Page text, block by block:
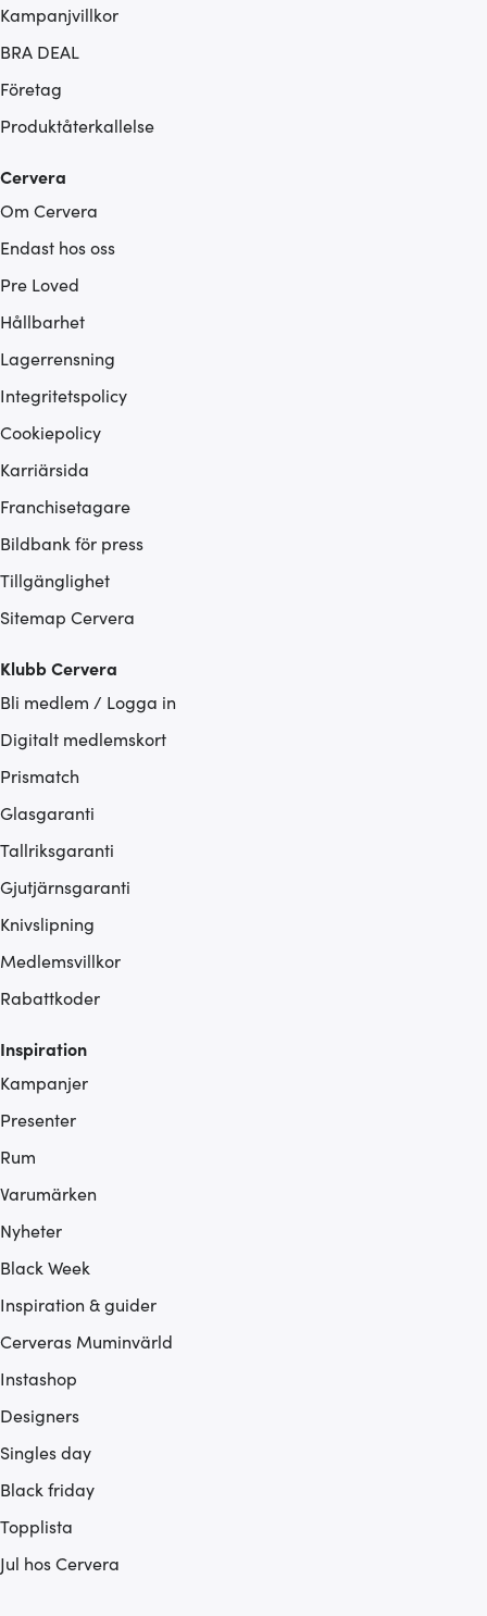
Kampanjvillkor
BRA DEAL
Företag
Produktåterkallelse
Cervera
Om Cervera
Endast hos oss
Pre Loved
Hållbarhet
Lagerrensning
Integritetspolicy
Cookiepolicy
Karriärsida
Franchisetagare
Bildbank för press
Tillgänglighet
Sitemap Cervera
Klubb Cervera
Bli medlem / Logga in
Digitalt medlemskort
Prismatch
Glasgaranti
Tallriksgaranti
Gjutjärnsgaranti
Knivslipning
Medlemsvillkor
Rabattkoder
Inspiration
Kampanjer
Presenter
Rum
Varumärken
Nyheter
Black Week
Inspiration & guider
Cerveras Muminvärld
Instashop
Designers
Singles day
Black friday
Topplista
Jul hos Cervera